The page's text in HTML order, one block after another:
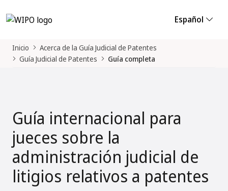
Español
Inicio
Acerca de la Guía Judicial de Patentes
Guía Judicial de Patentes
Guía completa
Guía internacional para
jueces sobre la
administración judicial de
litigios relativos a patentes